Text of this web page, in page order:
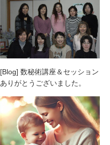
[Blog] 数秘術講座＆セッション
ありがとうございました。